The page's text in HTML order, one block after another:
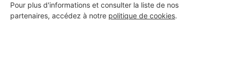
Pour plus d'informations et consulter la liste de nos
partenaires, accédez à notre politique de cookies.